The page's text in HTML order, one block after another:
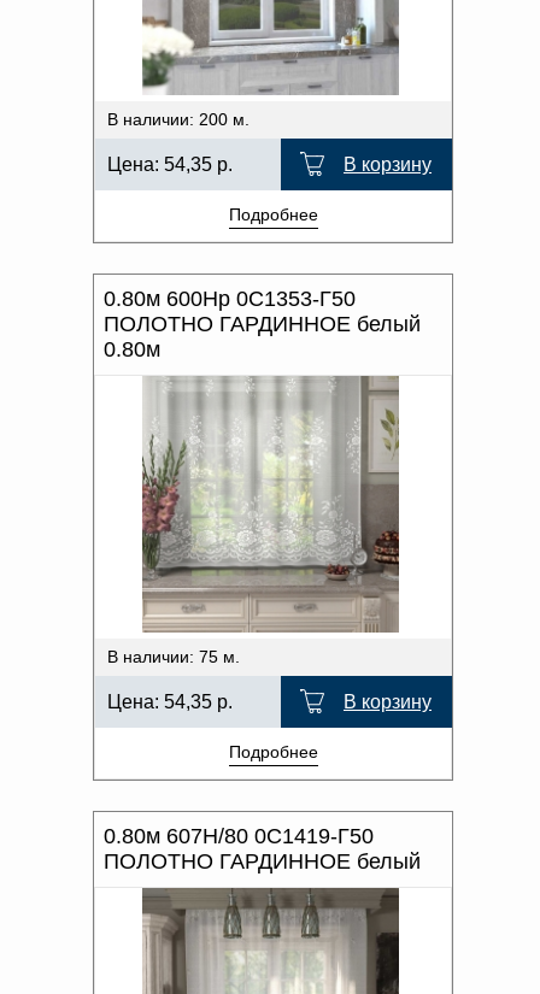
В наличии: 200 м.
Цена: 54,35 р. В корзину
Подробнее
0.80м 600Нр 0С1353-Г50
ПОЛОТНО ГАРДИННОЕ белый
0.80м
В наличии: 75 м.
Цена: 54,35 р. В корзину
Подробнее
0.80м 607Н/80 0С1419-Г50
ПОЛОТНО ГАРДИННОЕ белый